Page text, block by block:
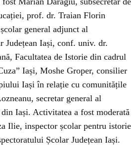
prof. dr. Traian Florin
general adjunct al
Județean Iași, conf. univ. dr.
Facultatea de Istorie din cadrul
Iași, Moshe Groper, consilier
Iași în relație cu comunitățile
secretar general al
Iași. Activitatea a fost moderată
Ilie, inspector școlar pentru istorie
Școlar Județean Iași.